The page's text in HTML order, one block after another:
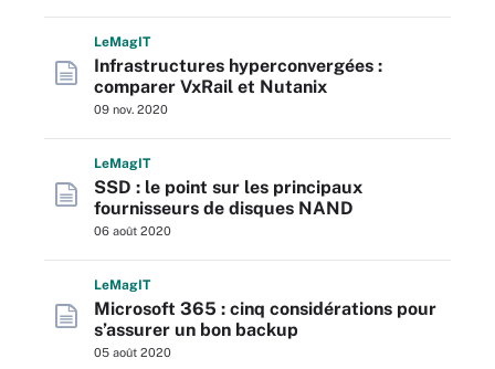
LeMagIT
Infrastructures hyperconvergées :
comparer VxRail et Nutanix
09 nov. 2020
LeMagIT
SSD : le point sur les principaux
fournisseurs de disques NAND
06 août 2020
LeMagIT
Microsoft 365 : cinq considérations pour
s’assurer un bon backup
05 août 2020